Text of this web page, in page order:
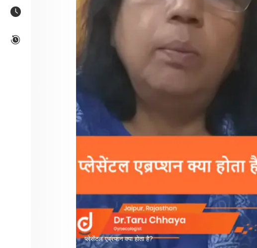
प्लेसेंटल एब्रप्शन क्या होता है?